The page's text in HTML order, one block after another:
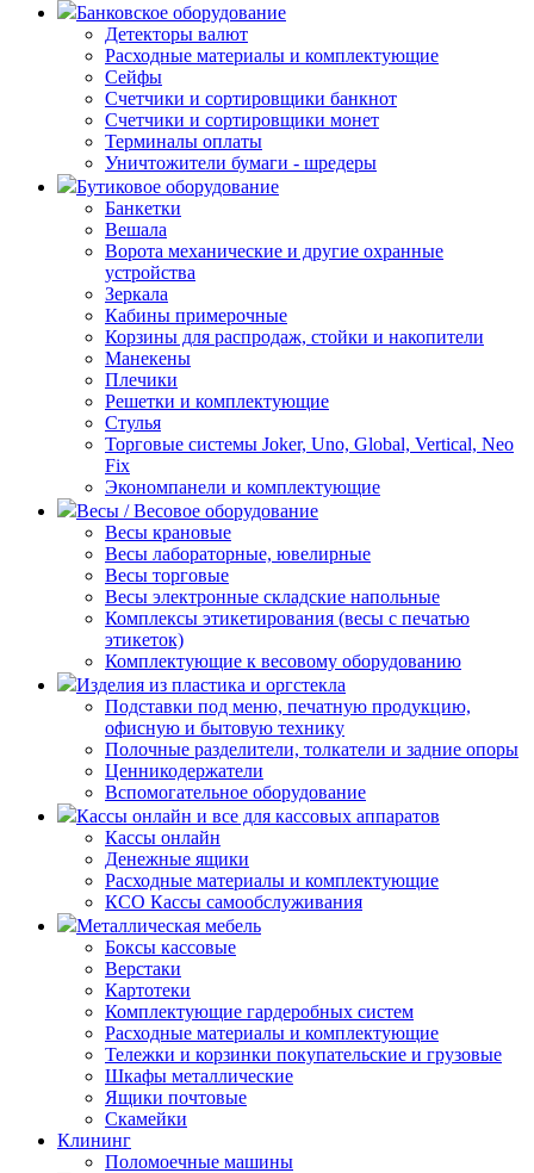
Банковское оборудование
Детекторы валют
Расходные материалы и комплектующие
Сейфы
Счетчики и сортировщики банкнот
Счетчики и сортировщики монет
Терминалы оплаты
Уничтожители бумаги - шредеры
Бутиковое оборудование
Банкетки
Вешала
Ворота механические и другие охранные
устройства
Зеркала
Кабины примерочные
Корзины для распродаж, стойки и накопители
Манекены
Плечики
Решетки и комплектующие
Стулья
Торговые системы Joker, Uno, Global, Vertical, Neo
Fix
Экономпанели и комплектующие
Весы / Весовое оборудование
Весы крановые
Весы лабораторные, ювелирные
Весы торговые
Весы электронные складские напольные
Комплексы этикетирования (весы с печатью
этикеток)
Комплектующие к весовому оборудованию
Изделия из пластика и оргстекла
Подставки под меню, печатную продукцию,
офисную и бытовую технику
Полочные разделители, толкатели и задние опоры
Ценникодержатели
Вспомогательное оборудование
Кассы онлайн и все для кассовых аппаратов
Кассы онлайн
Денежные ящики
Расходные материалы и комплектующие
КСО Кассы самообслуживания
Металлическая мебель
Боксы кассовые
Верстаки
Картотеки
Комплектующие гардеробных систем
Расходные материалы и комплектующие
Тележки и корзинки покупательские и грузовые
Шкафы металлические
Ящики почтовые
Скамейки
Клининг
Поломоечные машины